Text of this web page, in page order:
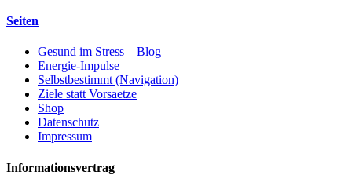
Seiten
Gesund im Stress – Blog
Energie-Impulse
Selbstbestimmt (Navigation)
Ziele statt Vorsaetze
Shop
Datenschutz
Impressum
Informationsvertrag